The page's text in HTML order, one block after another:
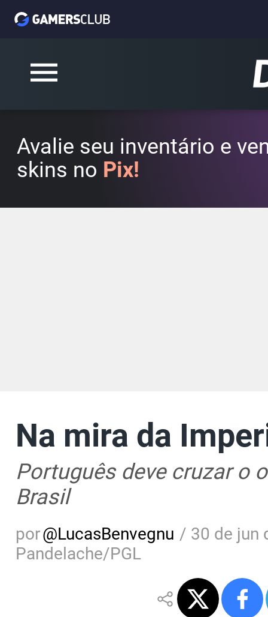
Avalie seu inventário e
skins no Pix!
Na mira da
Português deve cruzar o
Brasil
por@LucasBenvegnu / 30 de jun
Pandelache/PGL